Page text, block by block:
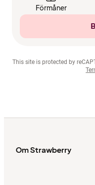
Förmåner
This site is protected by
Om Strawberry